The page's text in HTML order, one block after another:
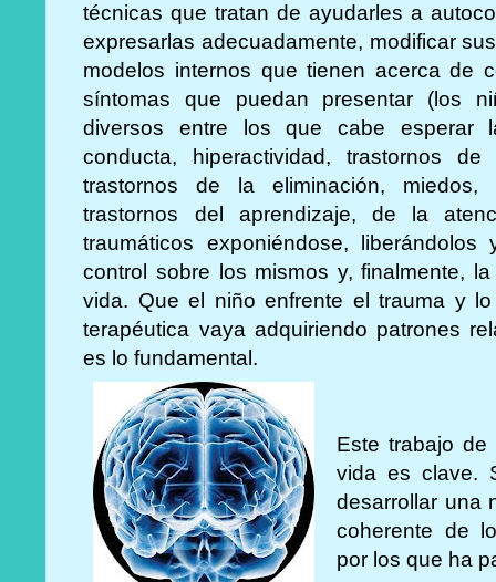
técnicas que tratan de ayudarles a
expresarlas adecuadamente, modificar
modelos internos que tienen acerca de
síntomas que puedan presentar (los
diversos entre los que cabe esperar
conducta, hiperactividad, trastornos
trastornos de la eliminación, miedos,
trastornos del aprendizaje, de la
traumáticos exponiéndose,
control sobre los mismos y, finalmente,
vida. Que el niño enfrente el trauma y
terapéutica vaya adquiriendo patrones
es lo fundamental.
Este trabajo
vida es clave.
desarrollar una
coherente de
por los que ha